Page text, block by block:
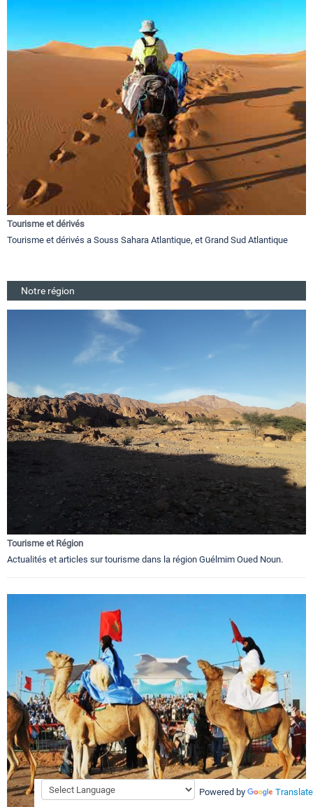
Tourisme et dérivés
Tourisme et dérivés a Souss Sahara Atlantique, et Grand Sud Atlantique
Notre région
Tourisme et Région
Actualités et articles sur tourisme dans la région Guélmim Oued Noun.
Powered by Translate